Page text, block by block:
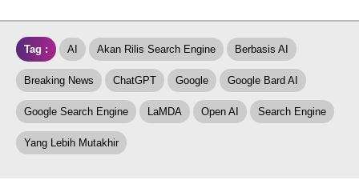
Tag : AI Akan Rilis Search Engine Berbasis AI
Breaking News ChatGPT Google Google Bard AI
Google Search Engine LaMDA Open AI Search Engine
Yang Lebih Mutakhir